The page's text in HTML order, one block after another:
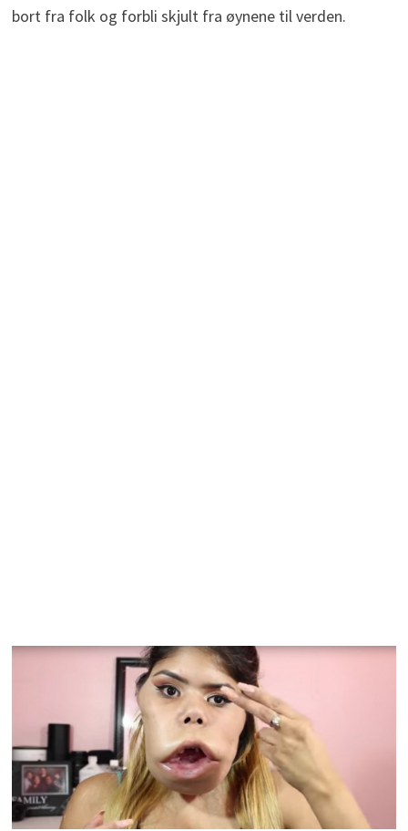
bort fra folk og forbli skjult fra øynene til verden.